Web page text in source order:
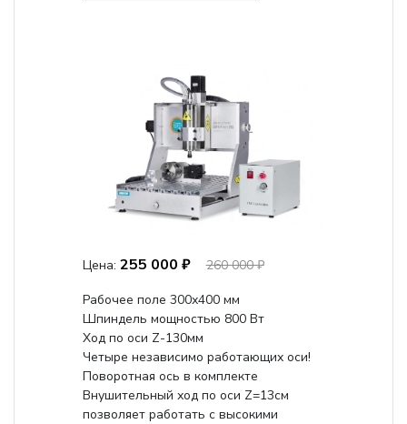
Цена: 255 000 ₽
260 000 ₽
Рабочее поле 300х400 мм
Шпиндель мощностью 800 Вт
Ход по оси Z-130мм
Четыре независимо работающих оси!
Поворотная ось в комплекте
Внушительный ход по оси Z=13см
позволяет работать с высокими